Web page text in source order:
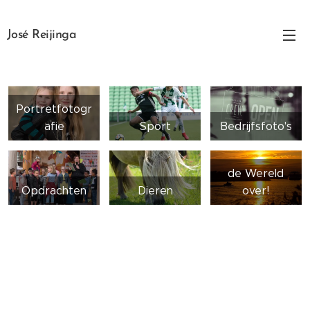
José Reijinga
Portretfotogr
afie
Sport Bedrijfsfoto's
Opdrachten Dieren
de Wereld
over!